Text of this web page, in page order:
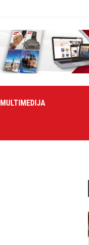
MULTIMEDIJA